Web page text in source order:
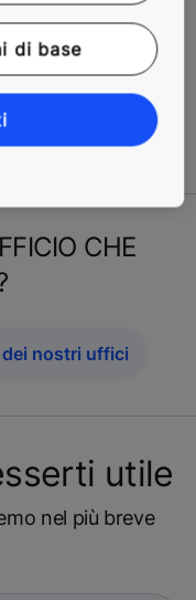
KONE Motus
CHE
dei nostri uffici
utile
nel più breve
di base